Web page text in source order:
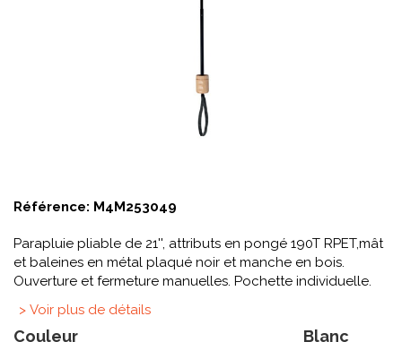
Référence: M4M253049
Parapluie pliable de 21'', attributs en pongé 190T RPET,mât
et baleines en métal plaqué noir et manche en bois.
Ouverture et fermeture manuelles. Pochette individuelle.
> Voir plus de détails
Couleur
Blanc